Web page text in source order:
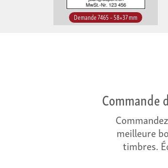
Demande 7465 – 58×37 mm
Commande
meilleure
timbres.